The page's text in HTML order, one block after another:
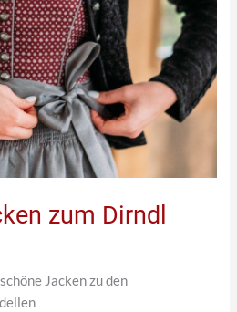
zum Dirndl
Jacken zu den